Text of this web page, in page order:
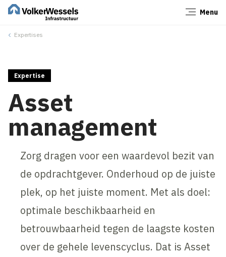
Menu
Expertises
Expertise
Asset
management
Zorg dragen voor een waardevol bezit van
de opdrachtgever. Onderhoud op de juiste
plek, op het juiste moment. Met als doel:
optimale beschikbaarheid en
betrouwbaarheid tegen de laagste kosten
over de gehele levenscyclus. Dat is Asset
Sluiten